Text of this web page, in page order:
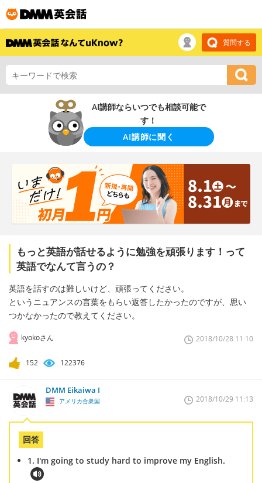
質問する
AI講師ならいつでも相談可能で
す！
AI講師に聞く
もっと英語が話せるように勉強を頑張ります！って
英語でなんて言うの？
英語を話すのは難しいけど、頑張ってください。
というニュアンスの言葉をもらい返答したかったのですが、思い
つかなかったので教えてください。
kyokoさん 2018/10/28 11:10
152 122376
DMM Eikaiwa I
アメリカ合衆国 2018/10/29 11:13
回答
1. I'm going to study hard to improve my English.